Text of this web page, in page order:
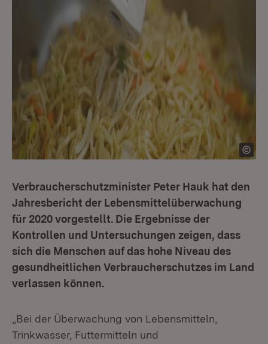
Verbraucherschutzminister Peter Hauk hat den
Jahresbericht der Lebensmittelüberwachung
für 2020 vorgestellt. Die Ergebnisse der
Kontrollen und Untersuchungen zeigen, dass
sich die Menschen auf das hohe Niveau des
gesundheitlichen Verbraucherschutzes im Land
verlassen können.
„Bei der Überwachung von Lebensmitteln,
Trinkwasser, Futtermitteln und